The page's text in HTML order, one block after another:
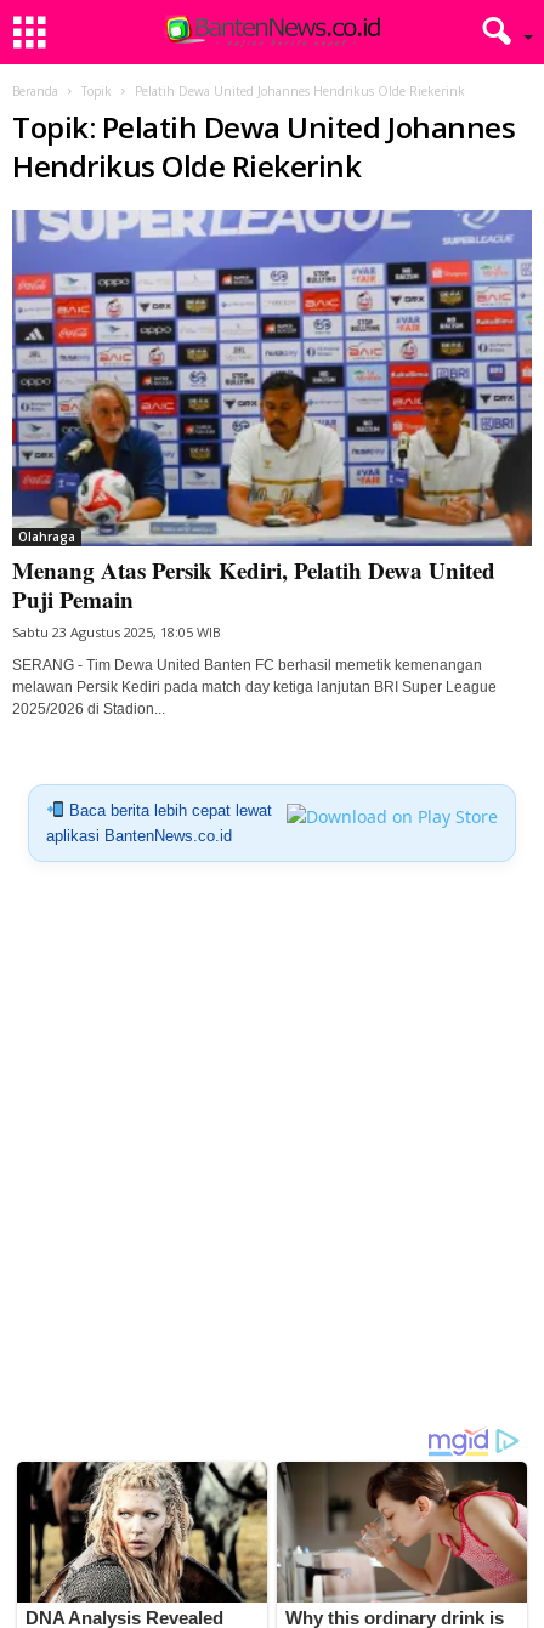
Beranda Topik Pelatih Dewa United Johannes Hendrikus Olde Riekerink
Topik: Pelatih Dewa United Johannes
Hendrikus Olde Riekerink
Olahraga
Menang Atas Persik Kediri, Pelatih Dewa United
Puji Pemain
Sabtu 23 Agustus 2025, 18:05 WIB
SERANG - Tim Dewa United Banten FC berhasil memetik kemenangan
melawan Persik Kediri pada match day ketiga lanjutan BRI Super League
2025/2026 di Stadion...
Baca berita lebih cepat lewat
aplikasi BantenNews.co.id